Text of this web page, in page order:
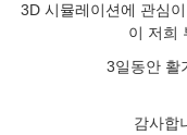
3D 시뮬레이션에 관심
이 저희
3일동안 활
감사합니